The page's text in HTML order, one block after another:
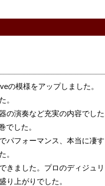
の模様をアップしました。
。
演奏など充実の内容でし
でした。
フォーマンス、本当に凄
。
きました。プロのディジュ
り上がりでした。